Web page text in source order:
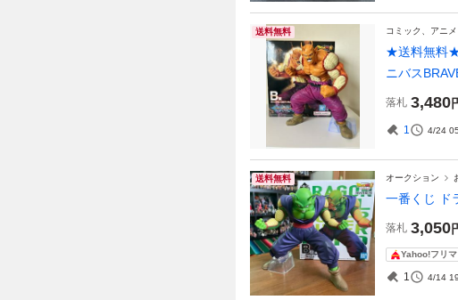
送料無料 コミック、アニメ
★送料無料★
ニバス
落札 3,480
1 4/24
送料無料 オークション
一番くじ ド
落札 3,050
Yahoo!フリマ
1 4/14